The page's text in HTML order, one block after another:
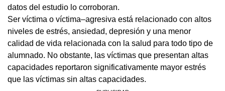
datos del estudio lo corroboran.
Ser víctima o víctima–agresiva está relacionado con altos
niveles de estrés, ansiedad, depresión y una menor
calidad de vida relacionada con la salud para todo tipo de
alumnado. No obstante, las víctimas que presentan altas
capacidades reportaron significativamente mayor estrés
que las víctimas sin altas capacidades.